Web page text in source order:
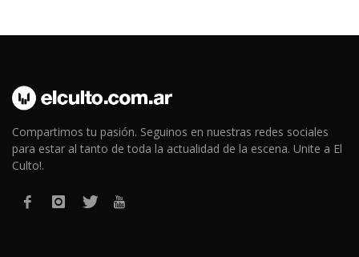
Compartimos tu pasión. Seguinos en nuestras redes sociales
para estar al tanto de toda la actualidad de la escena. Unite a El
Culto!.